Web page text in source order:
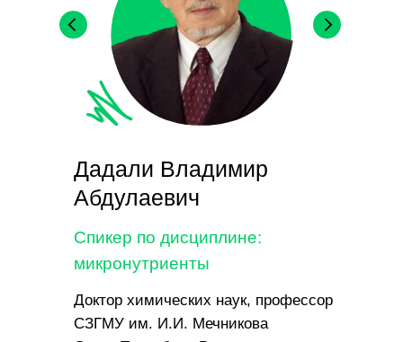
Дадали Владимир
Абдулаевич
Спикер по дисциплине:
микронутриенты
Доктор химических наук, профессор
СЗГМУ им. И.И. Мечникова